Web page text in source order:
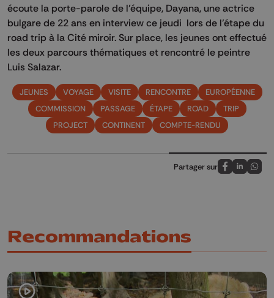
écoute la porte-parole de l’équipe, Dayana, une actrice
bulgare de 22 ans en interview ce jeudi lors de l’étape du
road trip à la Cité miroir. Sur place, les jeunes ont effectué
les deux parcours thématiques et rencontré le peintre
Luis Salazar.
JEUNES VOYAGE VISITE RENCONTRE
EUROPÉENNE
COMMISSION
PASSAGE ÉTAPE ROAD
TRIP
PROJECT
CONTINENT COMPTE-RENDU
Partager sur
Partagez sur
Partagez
Recommandations